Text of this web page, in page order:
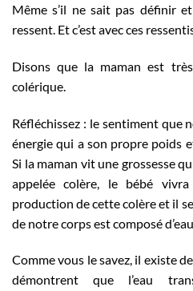
Même s’il ne sait pas définir
ressent. Et c’est avec ces
Disons que la maman est
colérique.
Réfléchissez : le sentiment que
énergie qui a son propre poids
Si la maman vit une grossesse
appelée colère, le bébé
production de cette colère et il
de notre corps est composé
Comme vous le savez, il existe
démontrent que l’eau